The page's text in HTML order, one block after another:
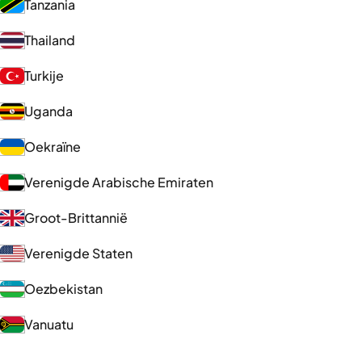
Tanzania
Thailand
Turkije
Uganda
Oekraïne
Verenigde Arabische Emiraten
Groot-Brittannië
Verenigde Staten
Oezbekistan
Vanuatu